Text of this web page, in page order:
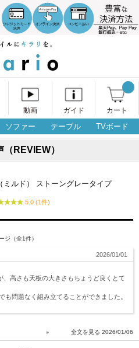
動画 ガイド カート
ソファー テーブル TVボード
REVIEW）
ルド） ストーングレータイプ
5.0 (1件)
ジ（全1件）
2026/01/01
高さも天板の大きさもちょうど良くとて
も問題なく組み立てることができました。
2026/01/06